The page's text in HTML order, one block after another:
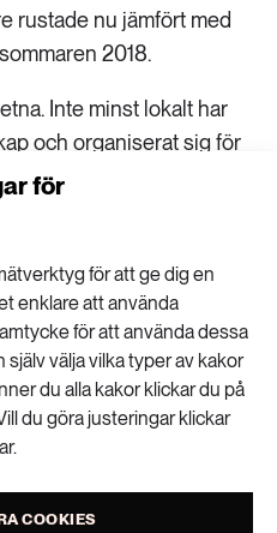
för
för att ge dig en
enklare att använda
för att använda dessa
välja vilka typer av kakor
du alla kakor klickar du på
du göra justeringar klickar
COOKIES
rustade nu jämfört med
2018.
Inte minst lokalt har
och organiserat sig för
bränder i ett tidigt
– viktiga för
kol
– det vill säga
Norge och Finland –
och vidare in i